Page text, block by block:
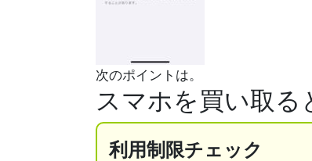
次のポイントは。
スマホを買い取
利用制限チェック